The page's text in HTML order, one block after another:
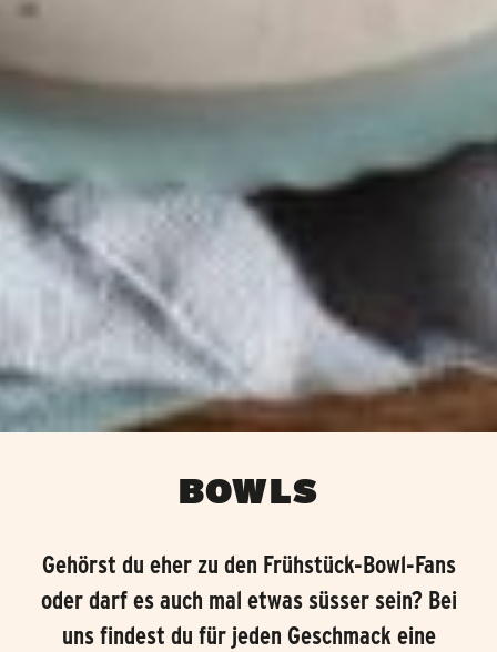
BOWLS
Gehörst du eher zu den Frühstück-Bowl-Fans
oder darf es auch mal etwas süsser sein? Bei
uns findest du für jeden Geschmack eine